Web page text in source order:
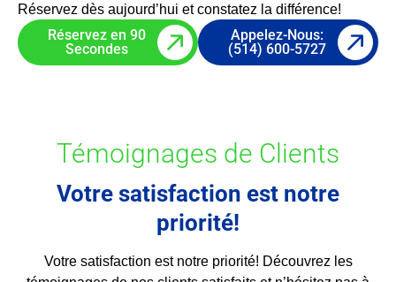
Réservez dès aujourd’hui et constatez la différence!
Réservez en 90
Secondes
Appelez-Nous:
(514) 600-5727
Témoignages de Clients
Votre satisfaction est notre
priorité!
Votre satisfaction est notre priorité! Découvrez les